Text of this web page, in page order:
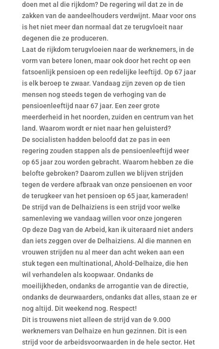
doen met al die rijkdom? De regering wil dat ze in de
zakken van de aandeelhouders verdwijnt. Maar voor ons
is het niet meer dan normaal dat ze terugvloeit naar
degenen die ze produceren.
Laat de rijkdom terugvloeien naar de werknemers, in de
vorm van betere lonen, maar ook door het recht op een
fatsoenlijk pensioen op een redelijke leeftijd. Op 67 jaar
is elk beroep te zwaar. Vandaag zijn zeven op de tien
mensen nog steeds tegen de verhoging van de
pensioenleeftijd naar 67 jaar. Een zeer grote
meerderheid in het noorden, zuiden en centrum van het
land. Waarom wordt er niet naar hen geluisterd?
De socialisten hadden beloofd dat ze pas in een
regering zouden stappen als de pensioenleeftijd weer
op 65 jaar zou worden gebracht. Waarom hebben ze die
belofte gebroken? Daarom zullen we blijven strijden
tegen de verdere afbraak van onze pensioenen en voor
de terugkeer van het pensioen op 65 jaar, kameraden!
De strijd van de Delhaiziens is een strijd voor welke
samenleving we vandaag willen voor onze jongeren
Op deze Dag van de Arbeid, kan ik uiteraard niet anders
dan iets zeggen over de Delhaiziens. Al die mannen en
vrouwen strijden nu al meer dan acht weken aan een
stuk tegen een multinational, Ahold-Delhaize, die hen
wil verhandelen als koopwaar. Ondanks de
moeilijkheden, ondanks de arrogantie van de directie,
ondanks de deurwaarders, ondanks dat alles, staan ze er
nog altijd. Dit weekend nog. Respect!
Dit is trouwens niet alleen de strijd van de 9.000
werknemers van Delhaize en hun gezinnen. Dit is een
strijd voor de arbeidsvoorwaarden in de hele sector. Het